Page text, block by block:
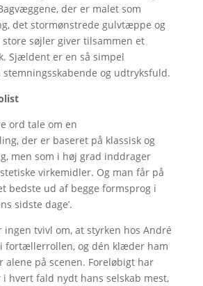
der er malet som
det stormønstrede gulvtæppe og
søjler giver tilsammen et
Sjældent er en så simpel
stemningsskabende og udtryksfuld.
ord tale om en
der er baseret på klassisk og
men som i høj grad inddrager
virkemidler. Og man får på
bedste ud af begge formsprog i
sidste dage’.
ingen tvivl om, at styrken hos André
fortællerrollen, og dén klæder ham
alene på scenen. Foreløbigt har
hvert fald nydt hans selskab mest,